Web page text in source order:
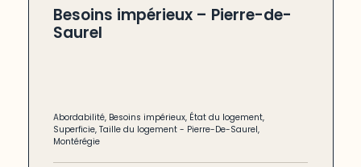
Besoins impérieux – Pierre-de-
Saurel
Abordabilité, Besoins impérieux, État du logement,
Superficie,Taille du logement - Pierre-De-Saurel,
Montérégie